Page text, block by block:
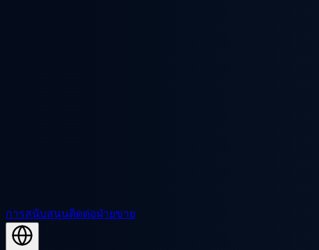
การสนับสนุนติดต่อฝ่ายขาย